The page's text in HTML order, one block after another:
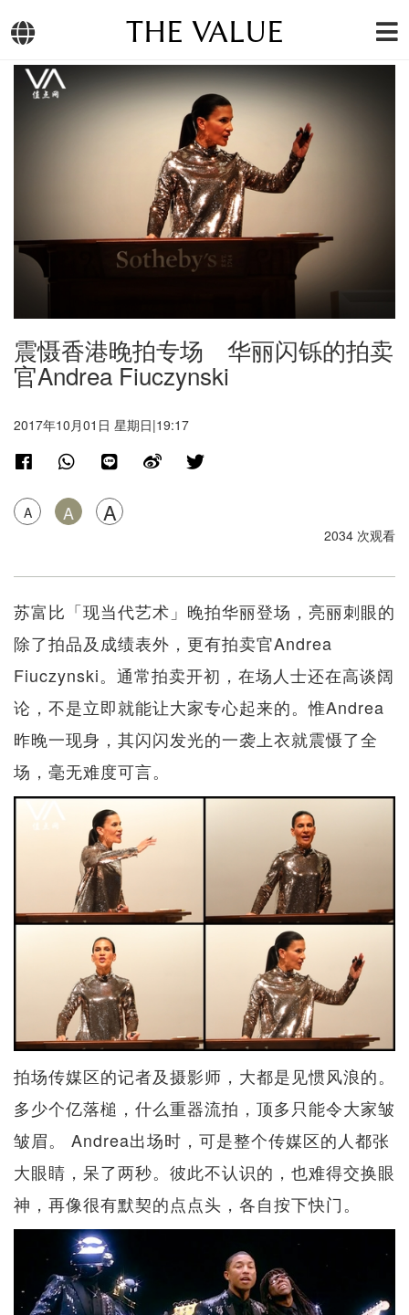
THE VALUE
震慑香港晚拍专场 华丽闪铄的拍卖
官Andrea Fiuczynski
2017年10月01日 星期日|19:17
A A A
2034 次观看
苏富比「现当代艺术」晚拍华丽登场，亮丽刺眼的
除了拍品及成绩表外，更有拍卖官Andrea
Fiuczynski。通常拍卖开初，在场人士还在高谈阔
论，不是立即就能让大家专心起来的。惟Andrea
昨晚一现身，其闪闪发光的一袭上衣就震慑了全
场，毫无难度可言。
拍场传媒区的记者及摄影师，大都是见惯风浪的。
多少个亿落槌，什么重器流拍，顶多只能令大家皱
皱眉。 Andrea出场时，可是整个传媒区的人都张
大眼睛，呆了两秒。彼此不认识的，也难得交换眼
神，再像很有默契的点点头，各自按下快门。